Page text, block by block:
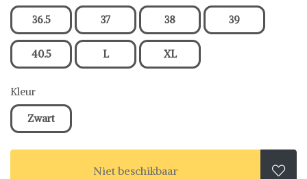
36.5 37 38 39
40.5 L XL
Kleur
Zwart
Niet beschikbaar 